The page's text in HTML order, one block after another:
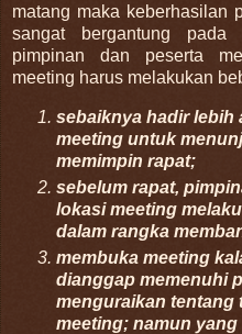
matang maka keberhasilan
sangat bergantung pada
pimpinan dan peserta
meeting harus melakukan
sebaiknya hadir lebih
meeting untuk
memimpin rapat;
sebelum rapat,
lokasi meeting
dalam rangka
membuka meeting
dianggap memenuhi
menguraikan tentang
meeting; namun